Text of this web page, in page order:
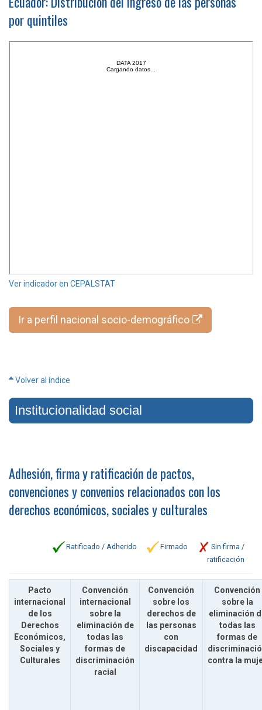
por quintiles
Ver indicador en CEPALSTAT
Ir a perfil nacional socio-demográfico
Volver al índice
Institucionalidad social
Adhesión, firma y ratificación de pactos,
convenciones y convenios relacionados con los
derechos económicos, sociales y culturales
Ratificado / Adherido Firmado
Sin firma /
ratificación
Pacto
internacional
de los
Derechos
Económicos,
Sociales y
Culturales
Convención
internacional
sobre la
eliminación de
todas las
formas de
discriminación
racial
Convención
sobre los
derechos de
las personas
con
discapacidad
Convención
sobre la
eliminación
todas las
formas de
contra la